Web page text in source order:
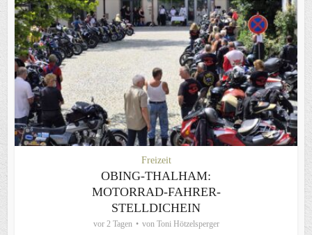
Freizeit
OBING-THALHAM:
MOTORRAD-FAHRER-
STELLDICHEIN
vor 2 Tagen von Toni Hötzelsperger